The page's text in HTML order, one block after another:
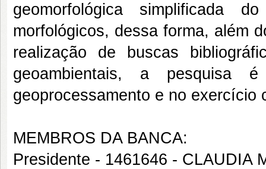
geomorfológica simplificada
morfológicos, dessa forma, além
realização de buscas
geoambientais, a pesquisa
geoprocessamento e no
MEMBROS DA BANCA:
Presidente - 1461646 - CLAUDIA